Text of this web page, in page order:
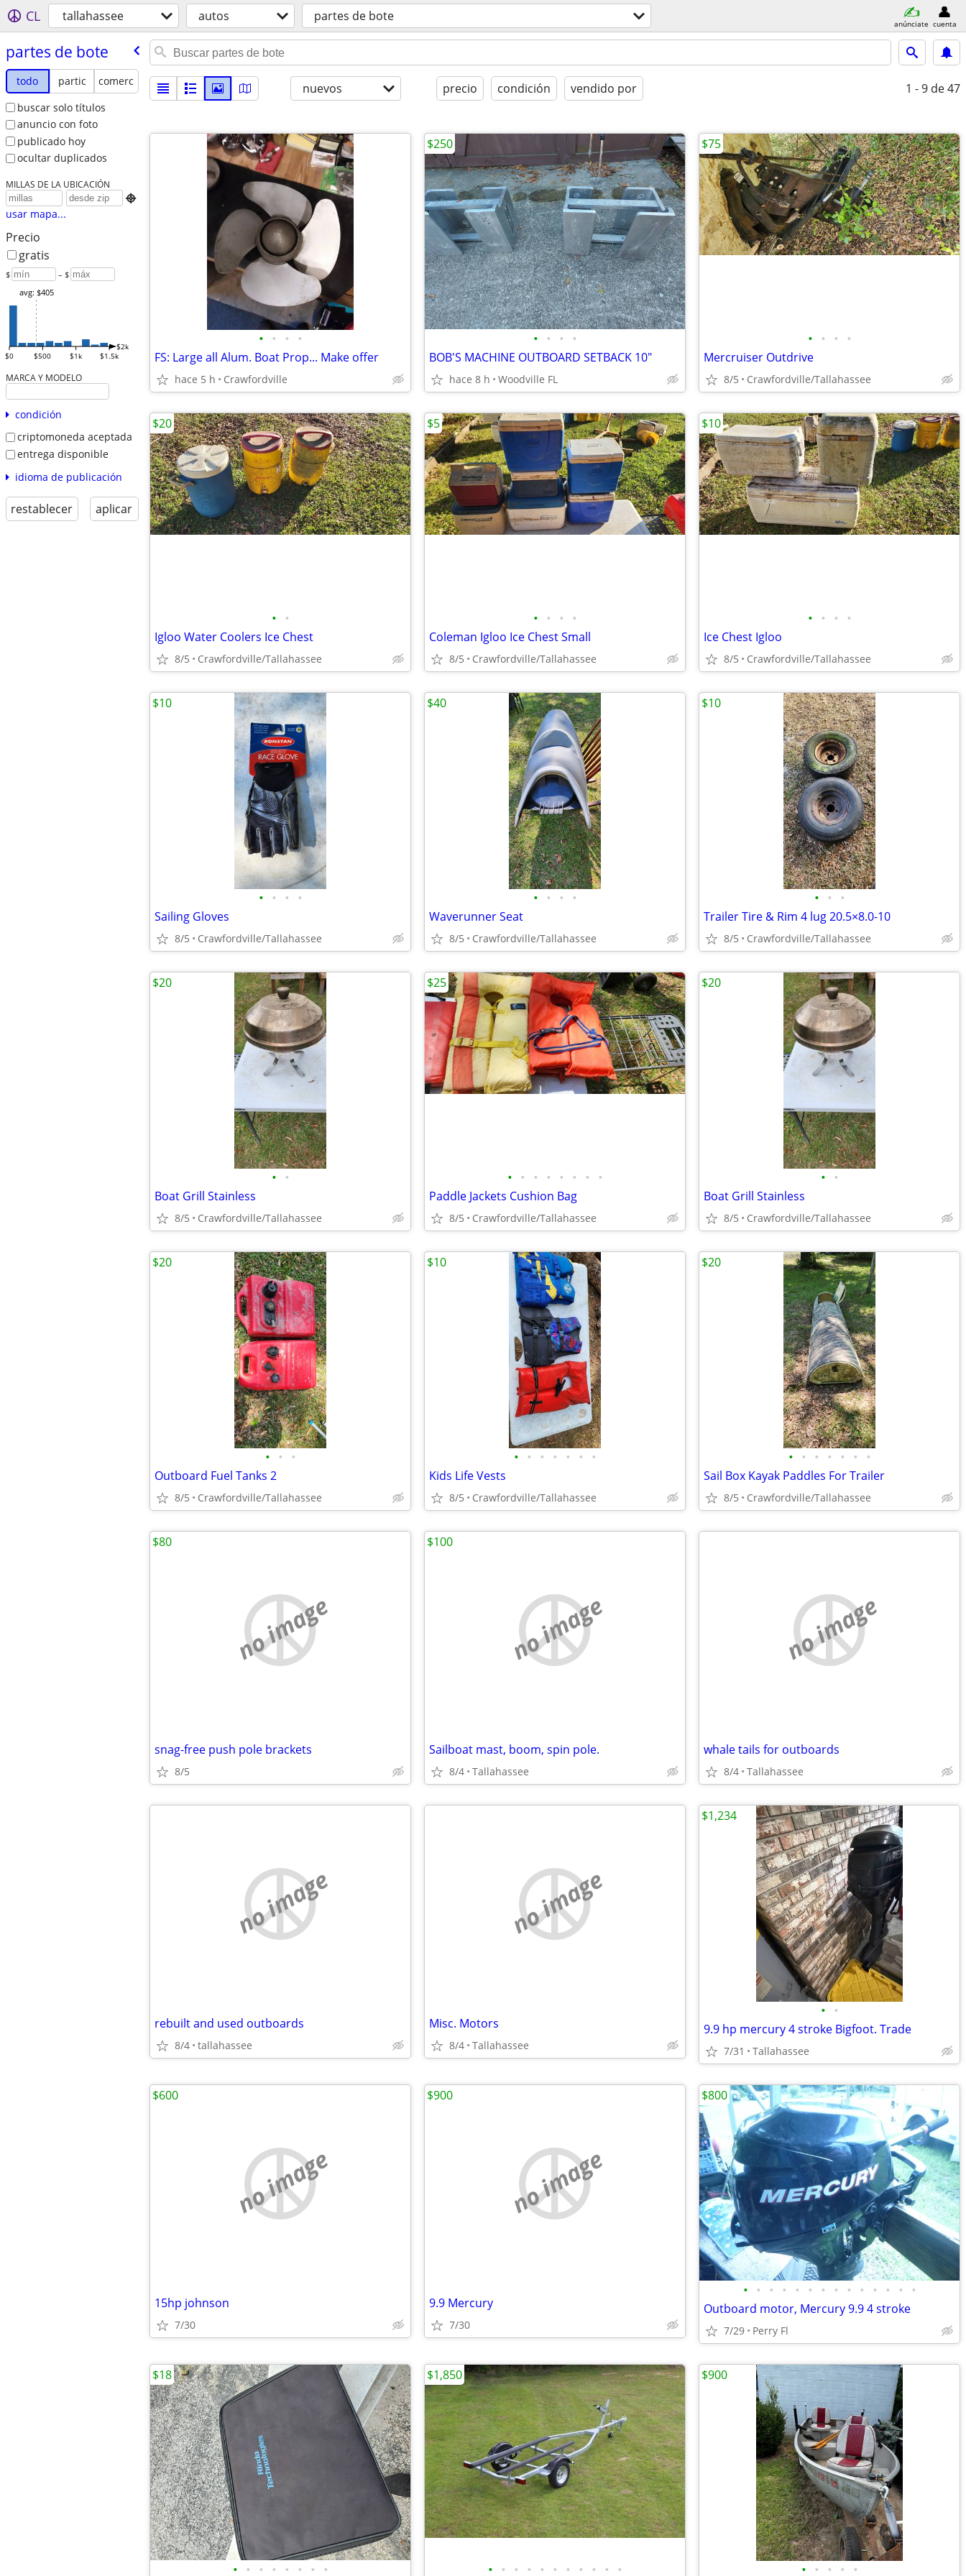
CL tallahassee autos partes de bote anúnciate cuenta
partes de bote
todo partic
comerc
buscar solo títulos
anuncio con foto
publicado hoy
ocultar duplicados
MILLAS DE LA UBICACIÓN

usar mapa...
Precio
gratis
$ – $
$0 $500 $1k $1.5k
$2k
avg: $405
MARCA Y MODELO
condición
criptomoneda aceptada
entrega disponible
idioma de publicación
restablecer aplicar
nuevos precio condición vendido por 1 - 9 de 47
• • • •
FS: Large all Alum. Boat Prop... Make offer
hace 5 h Crawfordville
• • • •
BOB'S MACHINE OUTBOARD SETBACK 10"
hace 8 h Woodville FL
$250
• • • •
Mercruiser Outdrive
8/5 Crawfordville/Tallahassee
$75
• •
Igloo Water Coolers Ice Chest
8/5 Crawfordville/Tallahassee
$20
• • • •
Coleman Igloo Ice Chest Small
8/5 Crawfordville/Tallahassee
$5
• • • •
Ice Chest Igloo
8/5 Crawfordville/Tallahassee
$10
• • • •
Sailing Gloves
8/5 Crawfordville/Tallahassee
$10
• • • •
Waverunner Seat
8/5 Crawfordville/Tallahassee
$40
• • •
Trailer Tire & Rim 4 lug 20.5×8.0-10
8/5 Crawfordville/Tallahassee
$10
• •
Boat Grill Stainless
8/5 Crawfordville/Tallahassee
$20
• • • • • • • •
Paddle Jackets Cushion Bag
8/5 Crawfordville/Tallahassee
$25
• •
Boat Grill Stainless
8/5 Crawfordville/Tallahassee
$20
• • •
Outboard Fuel Tanks 2
8/5 Crawfordville/Tallahassee
$20
• • • • • • •
Kids Life Vests
8/5 Crawfordville/Tallahassee
$10
• • • • • • •
Sail Box Kayak Paddles For Trailer
8/5 Crawfordville/Tallahassee
$20
no image
snag-free push pole brackets
8/5
$80
no image
Sailboat mast, boom, spin pole.
8/4 Tallahassee
$100
no image
whale tails for outboards
8/4 Tallahassee
no image
rebuilt and used outboards
8/4 tallahassee
no image
Misc. Motors
8/4 Tallahassee
• •
9.9 hp mercury 4 stroke Bigfoot. Trade
7/31 Tallahassee
$1,234
no image
15hp johnson
7/30
$600
no image
9.9 Mercury
7/30
$900
• • • • • • • • • • • • • •
Outboard motor, Mercury 9.9 4 stroke
7/29 Perry Fl
$800
• • • • • • • •
$18
• • • • • • • • • • •
$1,850
• • • • •
$900